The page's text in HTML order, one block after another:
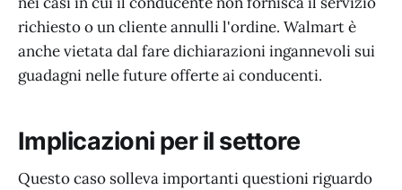
richiesto o un cliente annulli l'ordine. Walmart è
anche vietata dal fare dichiarazioni ingannevoli sui
guadagni nelle future offerte ai conducenti.
Implicazioni per il settore
Questo caso solleva importanti questioni riguardo